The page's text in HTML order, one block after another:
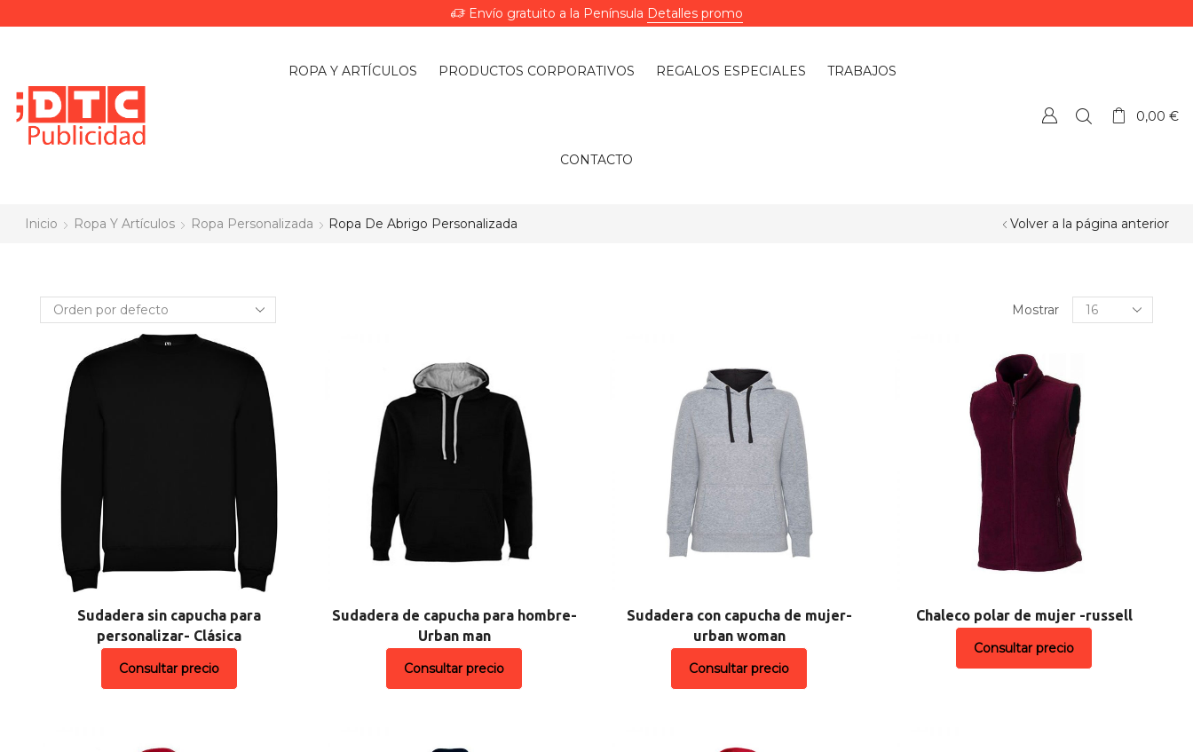
Envío gratuito a la Península Detalles promo
ROPA Y ARTÍCULOS PRODUCTOS CORPORATIVOS REGALOS ESPECIALES TRABAJOS
CONTACTO
0,00€
Inicio Ropa Y Artículos Ropa Personalizada Ropa De Abrigo Personalizada Volver a la página anterior
Mostrar
Sudadera sin capucha para
personalizar- Clásica
Consultar precio
Sudadera de capucha para hombre-
Urban man
Consultar precio
Sudadera con capucha de mujer-
urban woman
Consultar precio
Chaleco polar de mujer -russell
Consultar precio